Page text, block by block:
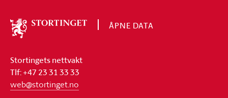
Om
Stortinget
ÅPNE DATA
Stortingets nettvakt
Tlf: +47 23 31 33 33
web@stortinget.no